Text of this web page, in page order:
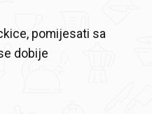
pomijesati sa
dobije